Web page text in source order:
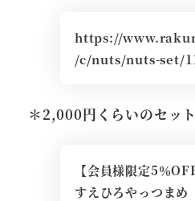
https://
/c/nuts/nuts-set/
＊2,000円くらいのセット
【会員様限定5％
すえひろやっつまめ